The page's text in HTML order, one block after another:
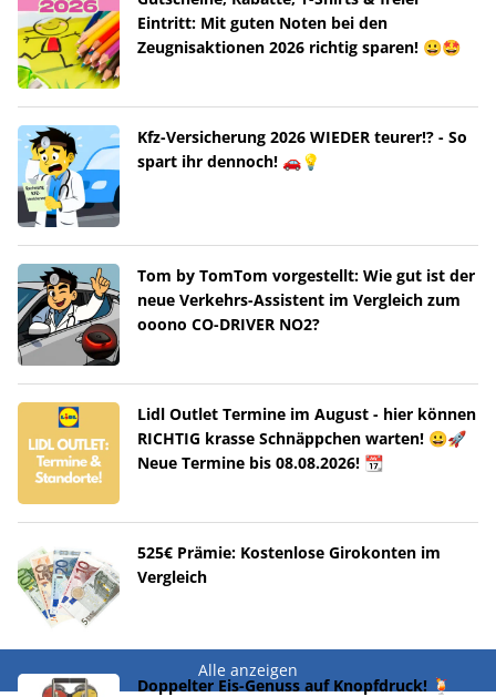
Eintritt: Mit guten Noten bei den
Zeugnisaktionen 2026 richtig sparen! 😀🤩
Kfz-Versicherung 2026 WIEDER teurer!? - So
spart ihr dennoch! 🚗💡
Tom by TomTom vorgestellt: Wie gut ist der
neue Verkehrs-Assistent im Vergleich zum
ooono CO-DRIVER NO2?
Lidl Outlet Termine im August - hier können
RICHTIG krasse Schnäppchen warten! 😀🚀
Neue Termine bis 08.08.2026! 📆
525€ Prämie: Kostenlose Girokonten im
Vergleich
Alle anzeigen
Doppelter Eis-Genuss auf Knopfdruck! 🍹